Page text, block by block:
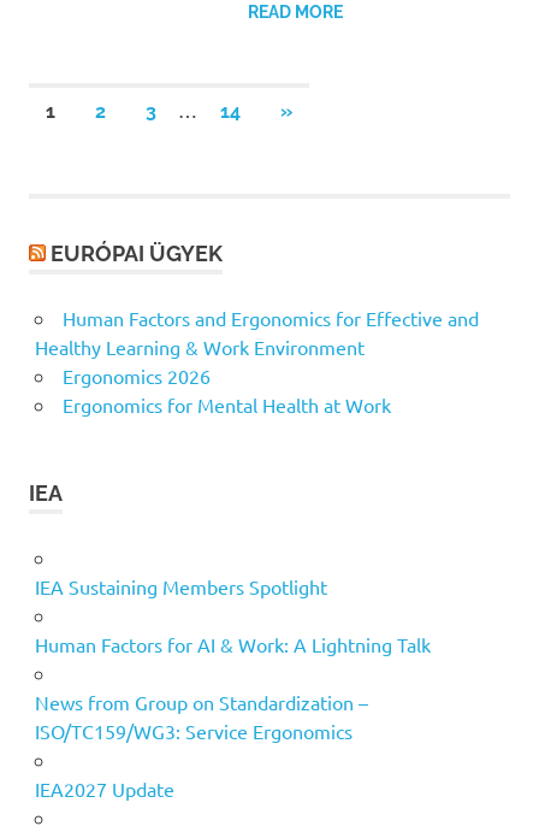
READ MORE
Bejegyzések
1 2 3 14
NEXT
»
EURÓPAI ÜGYEK
Human Factors and Ergonomics for Effective and
Healthy Learning & Work Environment
Ergonomics 2026
Ergonomics for Mental Health at Work
IEA
IEA Sustaining Members Spotlight
Human Factors for AI & Work: A Lightning Talk
News from Group on Standardization –
ISO/TC159/WG3: Service Ergonomics
IEA2027 Update